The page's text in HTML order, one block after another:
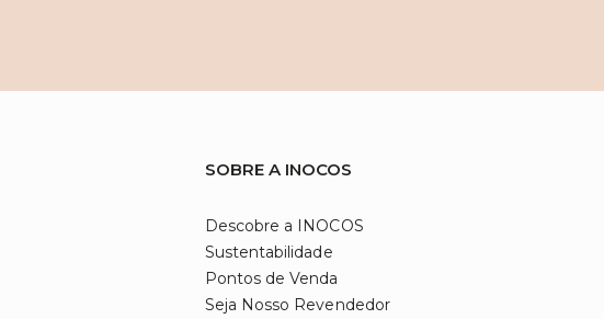
SOBRE A INOCOS
Descobre a INOCOS
Sustentabilidade
Pontos de Venda
Seja Nosso Revendedor